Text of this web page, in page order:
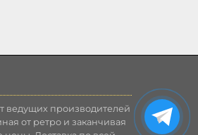
ведущих производителей
от ретро и заканчивая